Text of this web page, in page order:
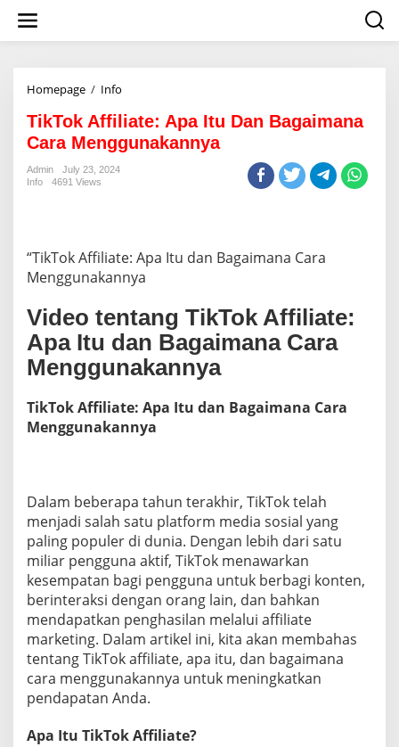
i
Homepage / Info
k
T
o
a
t
:
A
p
a
I
u
D
g
a
i
m
a
n
a
C
a
a
M
e
g
TikTok Affiliate: Apa Itu Dan Bagaimana
Cara Menggunakannya
Admin
July 23, 2024
Info
4691 Views
“TikTok Affiliate: Apa Itu dan Bagaimana Cara
Menggunakannya
Video tentang TikTok Affiliate:
Apa Itu dan Bagaimana Cara
Menggunakannya
TikTok Affiliate: Apa Itu dan Bagaimana Cara
Menggunakannya
Dalam beberapa tahun terakhir, TikTok telah
menjadi salah satu platform media sosial yang
paling populer di dunia. Dengan lebih dari satu
miliar pengguna aktif, TikTok menawarkan
kesempatan bagi pengguna untuk berbagi konten,
berinteraksi dengan orang lain, dan bahkan
mendapatkan penghasilan melalui affiliate
marketing. Dalam artikel ini, kita akan membahas
tentang TikTok affiliate, apa itu, dan bagaimana
cara menggunakannya untuk meningkatkan
pendapatan Anda.
Apa Itu TikTok Affiliate?